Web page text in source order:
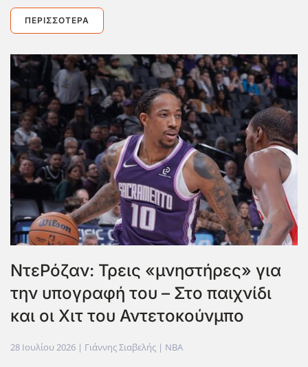
ΠΕΡΙΣΣΌΤΕΡΑ
ΝτεΡόζαν: Τρεις «μνηστήρες» για
την υπογραφή του – Στο παιχνίδι
και οι Χιτ του Αντετοκούνμπο
28 Ιουλίου 2026 | Γιάννης Σιαβελής | NBA